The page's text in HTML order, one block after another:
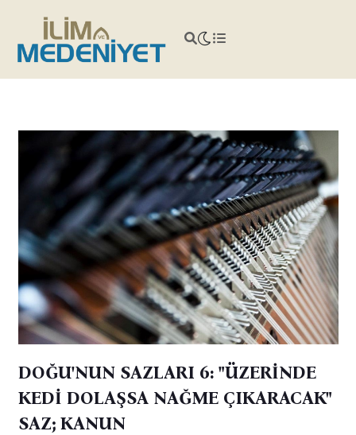
DOĞU'NUN SAZLARI 6: "ÜZERİNDE
KEDİ DOLAŞSA NAĞME ÇIKARACAK"
SAZ; KANUN